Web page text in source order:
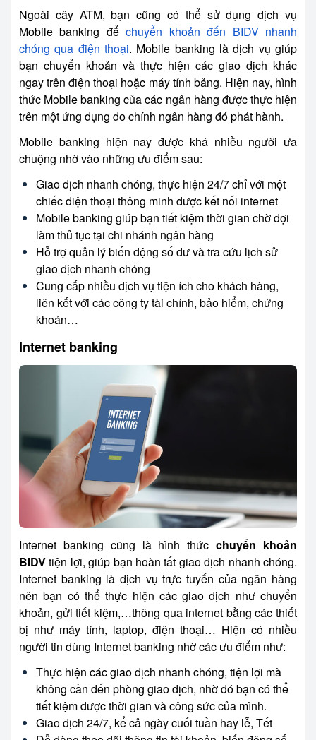
Ngoài cây ATM, bạn cũng có thể sử dụng dịch vụ
Mobile banking đểchuyển khoản đến BIDV nhanh
chóng qua điện thoại. Mobile banking là dịch vụ giúp
bạn chuyển khoản và thực hiện các giao dịch khác
ngay trên điện thoại hoặc máy tính bảng. Hiện nay, hình
thức Mobile banking của các ngân hàng được thực hiện
trên một ứng dụng do chính ngân hàng đó phát hành.
Mobile banking hiện nay được khá nhiều người ưa
chuộng nhờ vào những ưu điểm sau:
Giao dịch nhanh chóng, thực hiện 24/7 chỉ với một
chiếc điện thoại thông minh được kết nối internet
Mobile banking giúp bạn tiết kiệm thời gian chờ đợi
làm thủ tục tại chi nhánh ngân hàng
Hỗ trợ quản lý biến động số dư và tra cứu lịch sử
giao dịch nhanh chóng
Cung cấp nhiều dịch vụ tiện ích cho khách hàng,
liên kết với các công ty tài chính, bảo hiểm, chứng
khoán…
Internet banking
Internet banking cũng là hình thứcchuyển khoản
BIDVtiện lợi, giúp bạn hoàn tất giao dịch nhanh chóng.
Internet banking là dịch vụ trực tuyến của ngân hàng
nên bạn có thể thực hiện các giao dịch như chuyển
khoản, gửi tiết kiệm,…thông qua internet bằng các thiết
bị như máy tính, laptop, điện thoại… Hiện có nhiều
người tin dùng Internet banking nhờ các ưu điểm như:
Thực hiện các giao dịch nhanh chóng, tiện lợi mà
không cần đến phòng giao dịch, nhờ đó bạn có thể
tiết kiệm được thời gian và công sức của mình.
Giao dịch 24/7, kể cả ngày cuối tuần hay lễ, Tết